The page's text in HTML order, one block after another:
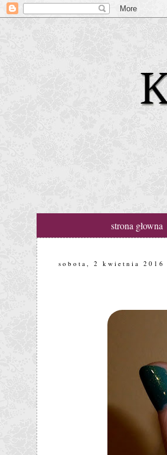
strona głowna
sobota, 2 kwietnia 2016